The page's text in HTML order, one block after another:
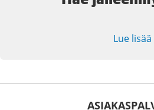
Lue lisää